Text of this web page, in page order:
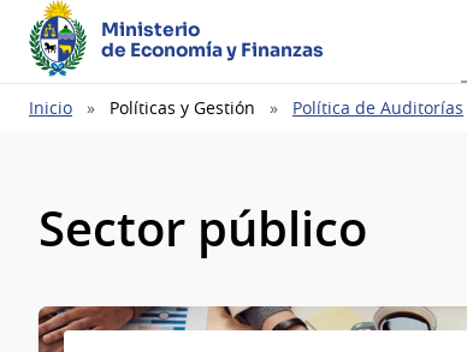
Ministerio
de Economía y Finanzas
Ruta
Inicio Políticas y Gestión Política de Auditorías
Sector público